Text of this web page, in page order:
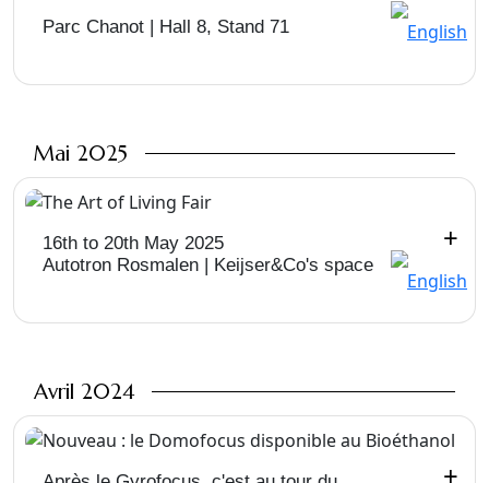
Parc Chanot | Hall 8, Stand 71
Mai 2025
16th to 20th May 2025
Autotron Rosmalen | Keijser&Co's space
+
Avril 2024